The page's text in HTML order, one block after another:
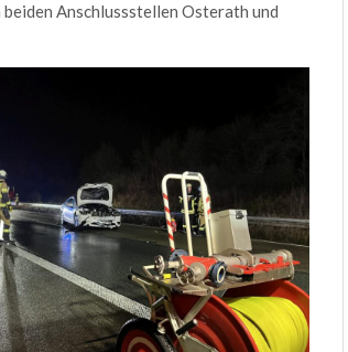
Anschlussstellen Osterath und